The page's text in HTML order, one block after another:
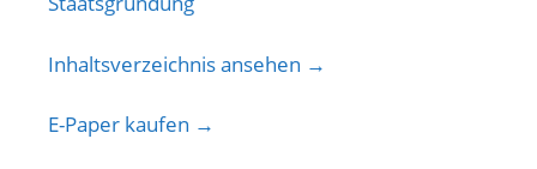
Inhaltsverzeichnis ansehen →
E-Paper kaufen →